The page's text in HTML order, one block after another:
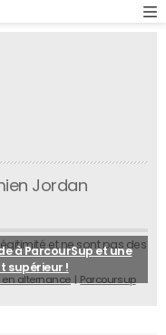
Jordan
à ParcourSup et une
supérieur !
et ne sont pas des
en alternance Parcoursup